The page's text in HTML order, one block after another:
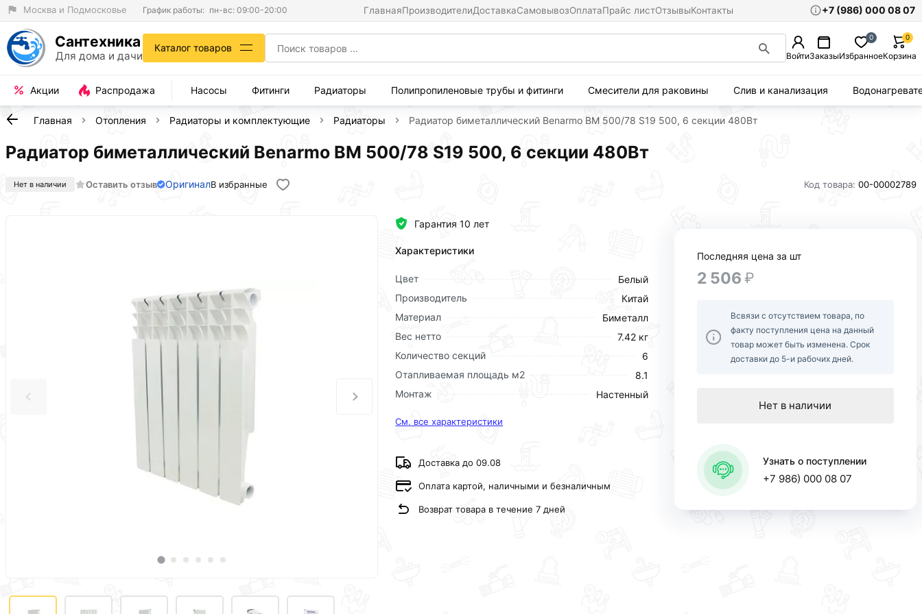
Москва и Подмосковье График работы: пн-вс: 09:00-20:00 ГлавнаяПроизводителиДоставкаСамовывозОплатаПрайс листОтзывыКонтакты +7 (986) 000 08 07
Сантехника
Для дома и дачи
Каталог товаров
ВойтиЗаказыИзбранное
0
Корзина
0
Акции Распродажа Насосы Фитинги Радиаторы Полипропиленовые трубы и фитинги Смесители для раковины Слив и канализация
Главная Отопления Радиаторы и комплектующие Радиаторы Радиатор биметаллический Benarmo BM 500/78 S19 500, 6 секции 480Вт
Радиатор биметаллический Benarmo BM 500/78 S19 500, 6 секции 480Вт
Нет в наличии Оставить отзыв ОригиналВ избранные Код товара: 00-00002789
Гарантия 10 лет
Характеристики
Цвет
Белый
Производитель
Китай
Материал
Биметалл
Вес нетто
7.42 кг
Количество секций
6
Отапливаемая площадь м2
8.1
Монтаж
Настенный
См. все характеристики
Доставка до 09.08
Оплата картой, наличными и безналичным
Возврат товара в течение 7 дней
Последняя цена за шт
2 506 ₽
Всвязи с отсутствием товара, по
факту поступления цена на данный
товар может быть изменена. Срок
доставки до 5-и рабочих дней.
Нет в наличии
Узнать о поступлении
+7 986) 000 08 07